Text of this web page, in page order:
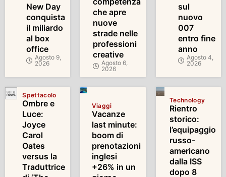
New Day
conquista
il miliardo
al box
office
Agosto 9,
2026
che apre
nuove
strade nelle
professioni
creative
Agosto 6,
2026
sul
nuovo
007
entro fine
anno
Agosto 4,
2026
Spettacolo
Ombre e
Luce:
Joyce
Carol
Oates
versus la
Traduttrice
Viaggi
Vacanze
last minute:
boom di
prenotazioni
inglesi
+26% in un
Technology
Rientro
storico:
l’equipaggio
russo-
americano
dalla ISS
dopo 8